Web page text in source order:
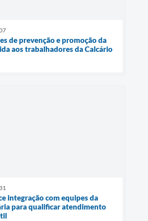
de prevenção e promoção da
aos trabalhadores da Calcário
integração com equipes da
para qualificar atendimento